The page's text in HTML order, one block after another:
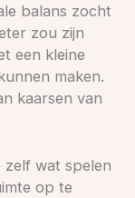
balans zocht
zou zijn
een kleine
maken.
kaarsen van
zelf wat spelen
op te